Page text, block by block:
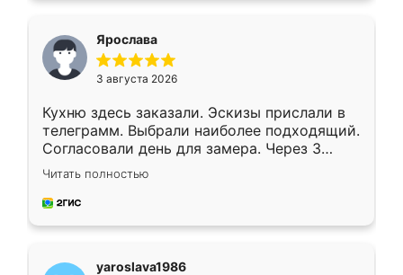
Ярослава
3 августа 2026
Кухню здесь заказали. Эскизы прислали в
телеграмм. Выбрали наиболее подходящий.
Согласовали день для замера. Через 3
недели кухня была уже готова. Остались
довольны работой. Спасибо Ренессанс
мебель за качественную работу!
Читать полностью
yaroslava1986